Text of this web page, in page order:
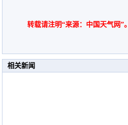
转载请注明“来源：中国天气网”。
相关新闻